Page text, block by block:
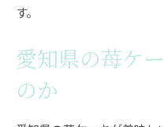
愛知県の苺ケー
す。
愛知県の苺ケ
のか